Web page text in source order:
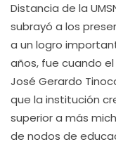
Distancia de la
subrayó a los
a un logro
años, fue cuando
José Gerardo
que la institución
superior a más
de nodos de